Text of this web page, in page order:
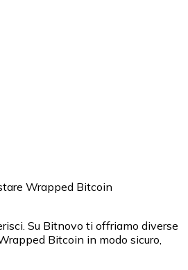
Wrapped Bitcoin
Su Bitnovo ti offriamo diverse
Bitcoin in modo sicuro,